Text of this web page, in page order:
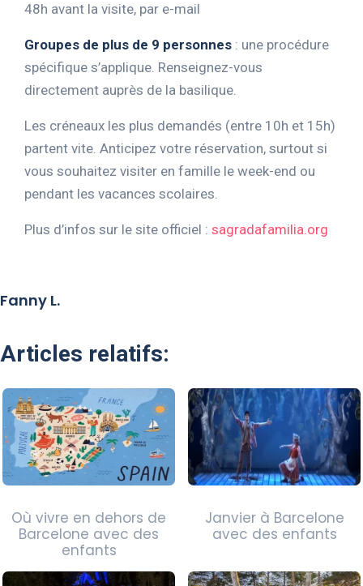
48h avant la visite, par e-mail
Groupes de plus de 9 personnes : une procédure
spécifique s’applique. Renseignez-vous
directement auprès de la basilique.
Les créneaux les plus demandés (entre 10h et 15h)
partent vite. Anticipez votre réservation, surtout si
vous souhaitez visiter en famille le week-end ou
pendant les vacances scolaires.
Plus d’infos sur le site officiel : sagradafamilia.org
Fanny L.
Articles relatifs:
Où vivre en dehors de
Barcelone avec des
enfants
Janvier à Barcelone
avec des enfants